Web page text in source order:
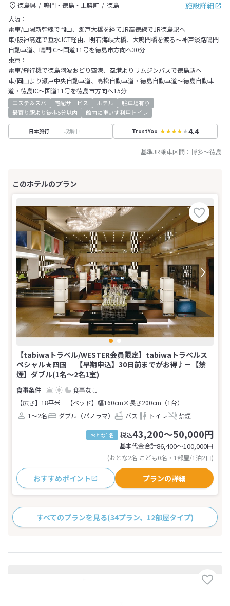
施設詳細
徳島県 鳴門・徳島・上勝町
徳島
大阪：
電車/山陽新幹線で岡山、瀬戸大橋を経てJR高徳線でJR徳島駅へ
車/阪神高速で垂水JCT経由、明石海峡大橋、大鳴門橋を渡る～神戸淡路鳴門
自動車道、鳴門IC～国道11号を徳島市方向へ30分
東京：
電車/飛行機で徳島阿波おどり空港、空港よりリムジンバスで徳島駅へ
車/岡山より瀬戸中央自動車道、高松自動車道・徳島自動車道～徳島自動車
道・徳島IC～国道11号を徳島市方向へ15分
エステ＆スパ 宅配サービス ホテル
駐車場有り
最寄り駅より徒歩5分以内
館内に車いす利用トイレ
日本旅行 収集中 TrustYou 4.4
基準JR乗車区間： 博多～徳島
【tabiwaトラベル/WESTER会員限定】tabiwaトラベルス
ペシャル★四国 【早期申込】30日前までがお得♪－【禁
煙】ダブル(1名～2名1室)
食事なし
【広さ】18平米
【ベッド】幅160cm×長さ200cm（1台）
1～2名
ダブル（パノラマ） バス トイレ 禁煙
おとな1名 税込43,200～50,000円
基本代金合計86,400〜100,000円
(おとな2名 こども0名・1部屋/1泊2日)
おすすめポイント プランの詳細
すべてのプランを見る(34プラン、12部屋タイプ)